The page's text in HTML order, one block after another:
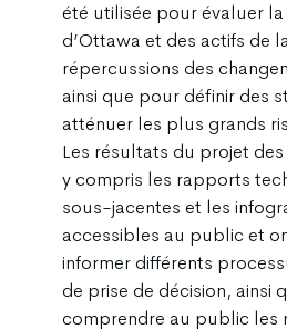
été utilisée pour évaluer
d’Ottawa et des actifs de
répercussions des
ainsi que pour définir des
atténuer les plus grands
Les résultats du projet
y compris les rapports
sous-jacentes et les
accessibles au public et
informer différents
de prise de décision, ainsi
comprendre au public les